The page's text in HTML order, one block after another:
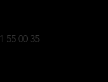
55 00 35